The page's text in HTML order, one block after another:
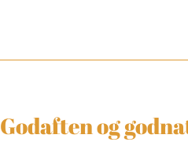
Godaften og